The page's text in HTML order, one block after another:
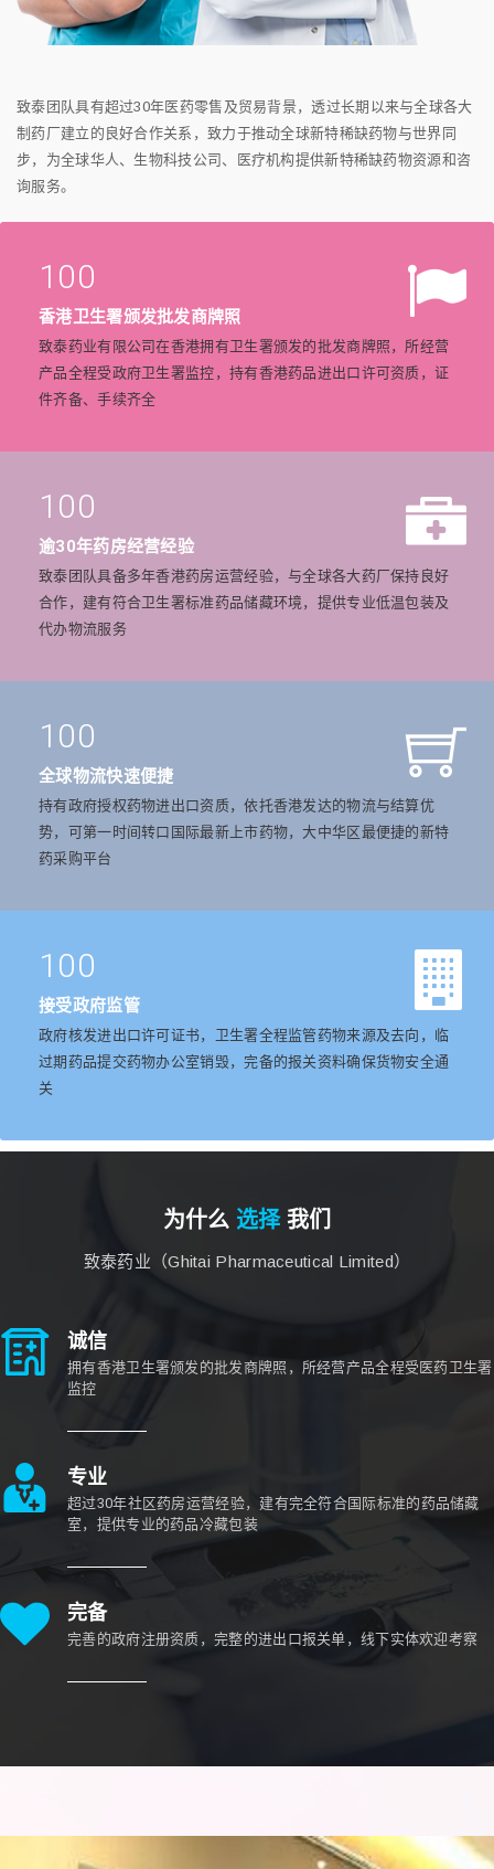
致泰团队具有超过30年医药零售及贸易背景，透过长期以来与全球各大
制药厂建立的良好合作关系，致力于推动全球新特稀缺药物与世界同
步，为全球华人、生物科技公司、医疗机构提供新特稀缺药物资源和咨
询服务。
100
香港卫生署颁发批发商牌照
致泰药业有限公司在香港拥有卫生署颁发的批发商牌照，所经营
产品全程受政府卫生署监控，持有香港药品进出口许可资质，证
件齐备、手续齐全
100
逾30年药房经营经验
致泰团队具备多年香港药房运营经验，与全球各大药厂保持良好
合作，建有符合卫生署标准药品储藏环境，提供专业低温包装及
代办物流服务
100
全球物流快速便捷
持有政府授权药物进出口资质，依托香港发达的物流与结算优
势，可第一时间转口国际最新上市药物，大中华区最便捷的新特
药采购平台
100
接受政府监管
政府核发进出口许可证书，卫生署全程监管药物来源及去向，临
过期药品提交药物办公室销毁，完备的报关资料确保货物安全通
关
为什么 选择我们
致泰药业（Ghitai Pharmaceutical Limited）
诚信
拥有香港卫生署颁发的批发商牌照，所经营产品全程受医药卫生署
监控
专业
超过30年社区药房运营经验，建有完全符合国际标准的药品储藏
室，提供专业的药品冷藏包装
完备
完善的政府注册资质，完整的进出口报关单，线下实体欢迎考察